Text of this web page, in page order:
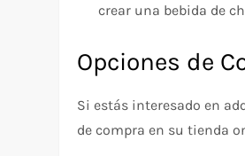
crear una bebida de
Opciones de
Si estás interesado en
de compra en su tienda